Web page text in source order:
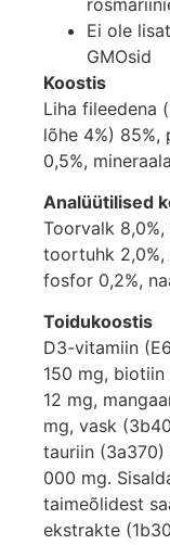
Ei ole
GMOsid
Koostis
Liha fileedena
lõhe 4%) 85%,
0,5%,
Analüütilised
Toorvalk
toortuhk 2,0%,
fosfor 0,2%,
Toidukoostis
D3-vitamiin
150 mg,
12 mg,
mg, vask
tauriin
000 mg.
taimeõlidest
ekstrakte